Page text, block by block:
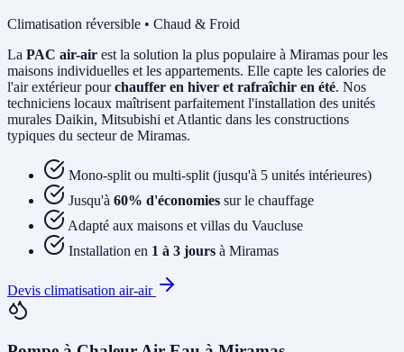
Climatisation réversible • Chaud & Froid
La PAC air-air est la solution la plus populaire à Miramas pour les
maisons individuelles et les appartements. Elle capte les calories de
l'air extérieur pourchauffer en hiver et rafraîchir en été. Nos
techniciens locaux maîtrisent parfaitement l'installation des unités
murales Daikin, Mitsubishi et Atlantic dans les constructions
typiques du secteur de Miramas.
Mono-split ou multi-split (jusqu'à 5 unités intérieures)
Jusqu'à 60% d'économies sur le chauffage
Adapté aux maisons et villas du Vaucluse
Installation en 1 à 3 jours à Miramas
Devis climatisation air-air